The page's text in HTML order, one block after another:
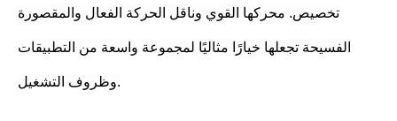
تخصيص. محركها القوي وناقل الحركة الفعال والمقصورة
الفسيحة تجعلها خيارًا مثاليًا لمجموعة واسعة من التطبيقات
وظروف التشغيل.